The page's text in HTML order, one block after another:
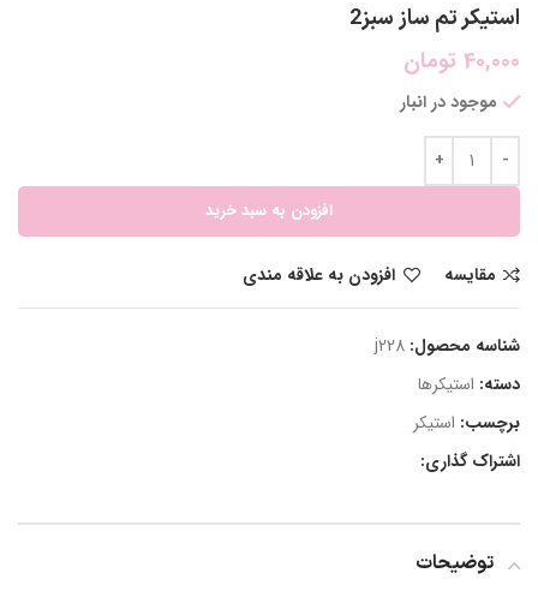
استیکر تم ساز سبز2
40,000 تومان
موجود در انبار
افزودن به سبد خرید
مقایسه افزودن به علاقه مندی
شناسه محصول: j228
دسته: استیکرها
برچسب: استیکر
اشتراک گذاری:
توضیحات